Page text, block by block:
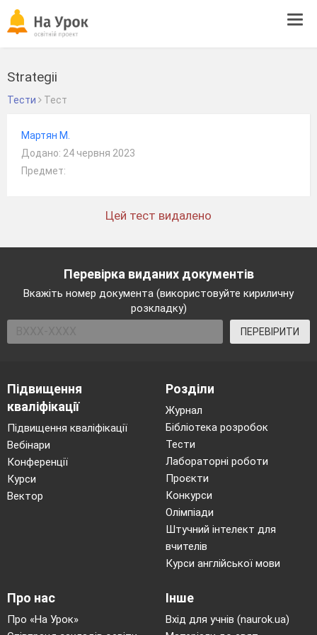
Strategii
Тести Тест
Мартян М.
Додано: 24 червня 2023
Предмет:
Цей тест видалено
Перевірка виданих документів
Вкажіть номер документа (використовуйте кириличну
розкладку)
ПЕРЕВІРИТИ
Підвищення
кваліфікації
Підвищення кваліфікації
Вебінари
Конференції
Курси
Вектор
Розділи
Журнал
Бібліотека розробок
Тести
Лабораторні роботи
Проєкти
Конкурси
Олімпіади
Штучний інтелект для
вчителів
Курси англійської мови
Про нас
Про «На Урок»
Інше
Вхід для учнів (naurok.ua)